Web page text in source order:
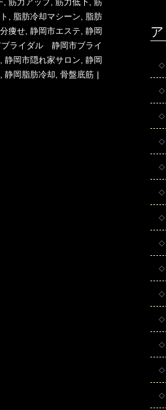
脂肪冷却マシーン
脂肪
痩せ ,静岡市エステ ,静岡
ブライダル 静岡市ブライ
,静岡市隠れ家サロン ,静岡
,静岡脂肪冷却 ,骨盤底筋